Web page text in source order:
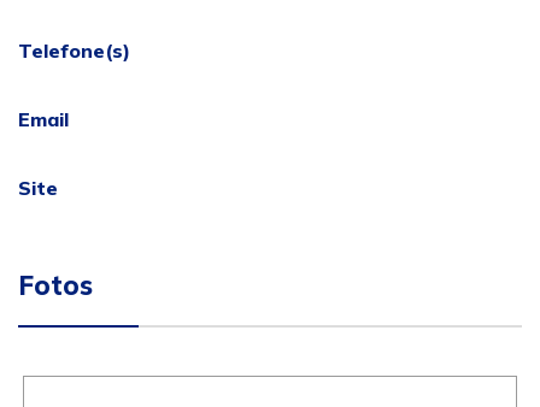
Telefone(s)
Email
Site
Fotos